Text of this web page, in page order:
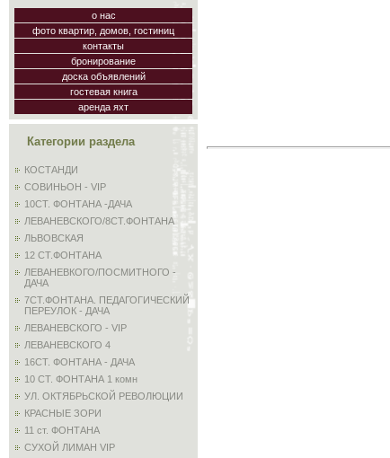
о нас
фото квартир, домов, гостиниц
контакты
бронирование
доска объявлений
гостевая книга
аренда яхт
Категории раздела
КОСТАНДИ
СОВИНЬОН - VIP
10СТ. ФОНТАНА -ДАЧА
ЛЕВАНЕВСКОГО/8СТ.ФОНТАНА
ЛЬВОВСКАЯ
12 СТ.ФОНТАНА
ЛЕВАНЕВКОГО/ПОСМИТНОГО -
ДАЧА
7СТ.ФОНТАНА. ПЕДАГОГИЧЕСКИЙ
ПЕРЕУЛОК - ДАЧА
ЛЕВАНЕВСКОГО - VIP
ЛЕВАНЕВСКОГО 4
16СТ. ФОНТАНА - ДАЧА
10 СТ. ФОНТАНА 1 комн
УЛ. ОКТЯБРЬСКОЙ РЕВОЛЮЦИИ
КРАСНЫЕ ЗОРИ
11 ст. ФОНТАНА
СУХОЙ ЛИМАН VIP